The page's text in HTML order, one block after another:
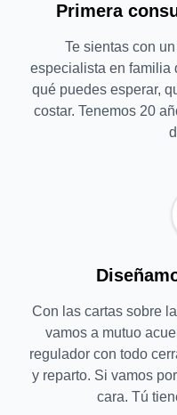
Primera
Te sientas con
especialista en familia
qué puedes esperar,
costar. Tenemos 20
Con las cartas sobre
vamos a mutuo
regulador con todo
y reparto. Si vamos
cara. Tú